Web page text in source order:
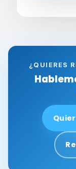
¿QUIERES